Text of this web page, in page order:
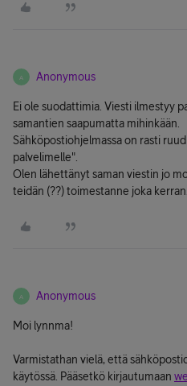
A Anonymous
Ei ole suodattimia. Viesti ilmestyy
samantien saapumatta mihinkään.
Sähköpostiohjelmassa on rasti
palvelimelle".
Olen lähettänyt saman viestin jo
teidän (??) toimestanne joka kerran.
A Anonymous
Moi lynnma!
Varmistathan vielä, että
käytössä. Pääsetkö kirjautumaan